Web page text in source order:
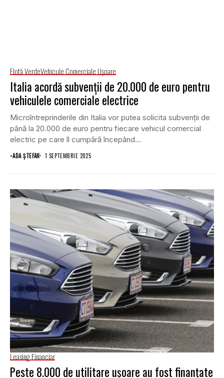
Flotă VerdeVehicule Comerciale Uşoare
Italia acordă subvenții de 20.000 de euro pentru
vehiculele comerciale electrice
Microîntreprinderile din Italia vor putea solicita subvenții de
până la 20.000 de euro pentru fiecare vehicul comercial
electric pe care îl cumpără începând...
•ADA ȘTEFAN 1 SEPTEMBRIE 2025
Leasing Financiar
Peste 8.000 de utilitare ușoare au fost finanțate